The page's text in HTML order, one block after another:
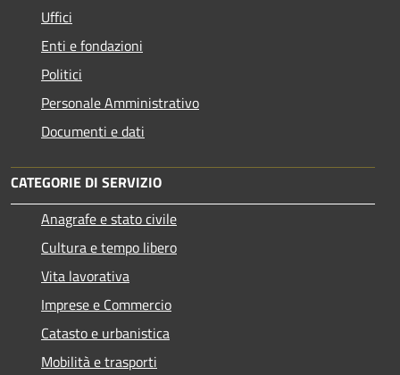
Uffici
Enti e fondazioni
Politici
Personale Amministrativo
Documenti e dati
CATEGORIE DI SERVIZIO
Anagrafe e stato civile
Cultura e tempo libero
Vita lavorativa
Imprese e Commercio
Catasto e urbanistica
Mobilità e trasporti